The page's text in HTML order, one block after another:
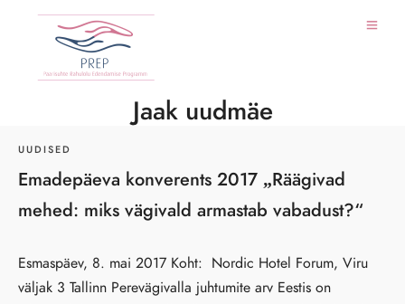
Jaak uudmäe
UUDISED
Emadepäeva konverents 2017 „Räägivad
mehed: miks vägivald armastab vabadust?“
Esmaspäev, 8. mai 2017 Koht: Nordic Hotel Forum, Viru
väljak 3 Tallinn Perevägivalla juhtumite arv Eestis on